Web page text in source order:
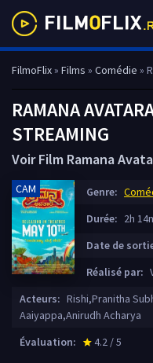
FilmoFlix» Films » Comédie »
RAMANA
STREAMING
Voir Film Ramana
CAM Genre:
Durée: 2h
Date de
Réalisé par:
Acteurs: Rishi,Pranitha
Aaiyappa,Anirudh Acharya
Évaluation:
star_rate
4.2 / 5